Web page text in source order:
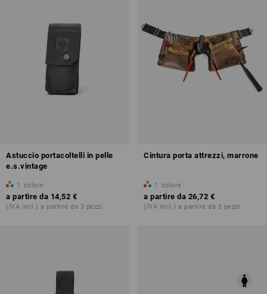
Astuccio portacoltelli in pelle
e.s.vintage
1 colore
a partire da 14,52 €
(IVA incl.) a partire da 3 pezzi
Cintura porta attrezzi, marrone
1 colore
a partire da 26,72 €
(IVA incl.) a partire da 3 pezzi